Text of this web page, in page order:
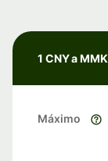
1 CNY a MMK
Máximo